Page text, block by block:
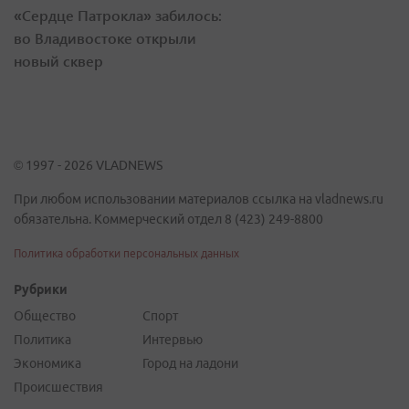
«Сердце Патрокла» забилось:
во Владивостоке открыли
новый сквер
© 1997 - 2026 VLADNEWS
При любом использовании материалов ссылка на vladnews.ru
обязательна. Коммерческий отдел 8 (423) 249-8800
Политика обработки персональных данных
Рубрики
Общество
Политика
Экономика
Происшествия
Спорт
Интервью
Город на ладони